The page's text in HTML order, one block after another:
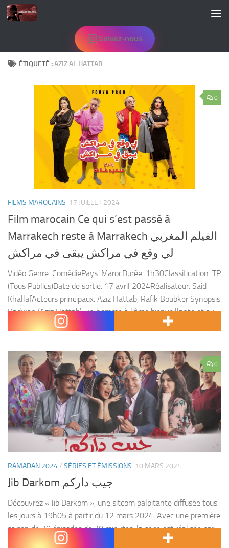
Skip to content
Suivez-nous
ÉTIQUETÉ :AZIZ AL HATTAB
0
FILMS MAROCAINS 17 JUILLET 2024
Film marocain Ce qui s’est passé à
Marrakech reste à Marrakech الفيلم المغربي
لي وقع في مراكش يبقى في مراكش
Vidéo Genre: ComédiePays: MarocDurée: 1h30Classification: TP
(Tous Publics)Date de sortie: 17 avril 2024Réalisateur: Said
KhallafActeurs principaux: Aziz Hattab, Rafik Boubker Synopsis
Radwan (Aziz Hattab), un homme à l’âme bienveillante et au
caractère timide, travaille...
0
RAMADAN 2024/ SÉRIES ET ÉMISSIONS 10 MARS 2024
Jib Darkom جيب داركم
Découvrez « Jib Darkom », une sitcom palpitante diffusée tous
les jours à 19h05 à partir du 12 mars 2024. Avec une première
saison de 30 épisodes de 30 minutes, la série est réalisée par
DISCONNECTED...